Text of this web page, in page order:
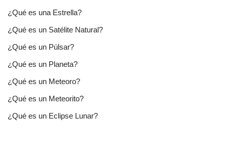
¿Qué es una Estrella?
¿Qué es un Satélite Natural?
¿Qué es un Púlsar?
¿Qué es un Planeta?
¿Qué es un Meteoro?
¿Qué es un Meteorito?
¿Qué es un Eclipse Lunar?